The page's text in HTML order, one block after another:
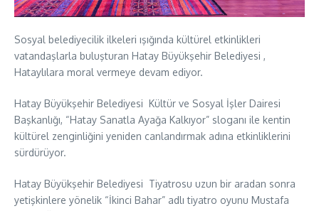
Sosyal belediyecilik ilkeleri ışığında kültürel etkinlikleri
vatandaşlarla buluşturan Hatay Büyükşehir Belediyesi ,
Hataylılara moral vermeye devam ediyor.
Hatay Büyükşehir Belediyesi Kültür ve Sosyal İşler Dairesi
Başkanlığı, “Hatay Sanatla Ayağa Kalkıyor” sloganı ile kentin
kültürel zenginliğini yeniden canlandırmak adına etkinliklerini
sürdürüyor.
Hatay Büyükşehir Belediyesi Tiyatrosu uzun bir aradan sonra
yetişkinlere yönelik “İkinci Bahar” adlı tiyatro oyunu Mustafa